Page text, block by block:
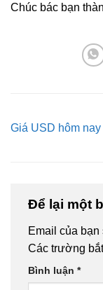
Chúc bác bạn
Giá USD hôm nay
Để lại một
Email của
Các trường
Bình luận *